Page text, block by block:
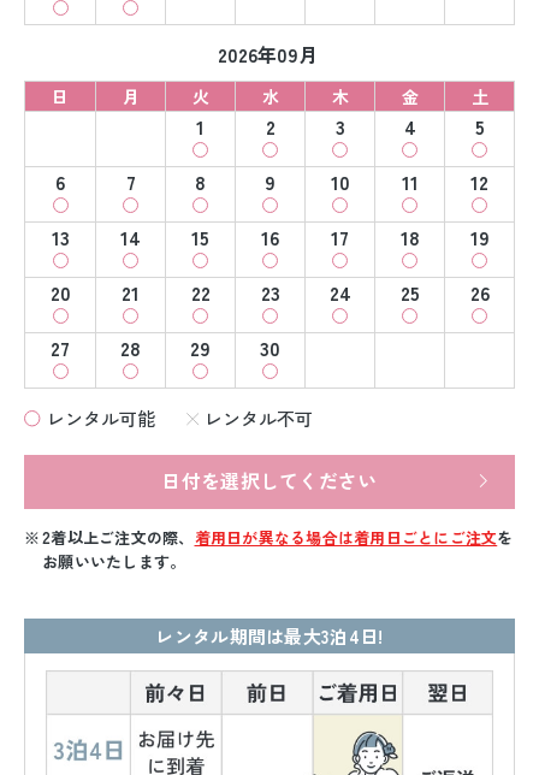
2026年09月
日 月 火 水 木 金 土
1 2 3 4
5
6
7 8 9 10 11
12
13
14 15 16 17 18
19
20
21 22 23 24 25
26
27
28 29 30
レンタル可能 レンタル不可
日付を選択してください
2着以上ご注文の際、 着用日が異なる場合は着用日ごとにご注文を
お願いいたします。
レンタル期間は最大3泊4日!